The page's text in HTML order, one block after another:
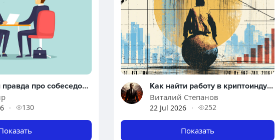
Жесткая правда про собеседования
· 130
Как найти работу в криптоиндустрии: лучшие сайты, востребованные профессии и советы соискателям
Виталий Степанов
22 Jul 2026 · 252
Показать